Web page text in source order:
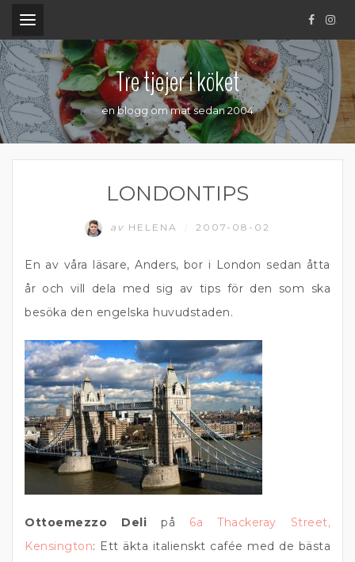
.
Tre tjejer i köket
en blogg om mat sedan 2004
LONDONTIPS
av HELENA 2007-08-02
En av våra läsare, Anders, bor i London sedan åtta
år och vill dela med sig av tips för den som ska
besöka den engelska huvudstaden.
Ottoemezzo Deli på 6a Thackeray Street,
Kensington: Ett äkta italienskt cafée med de bästa